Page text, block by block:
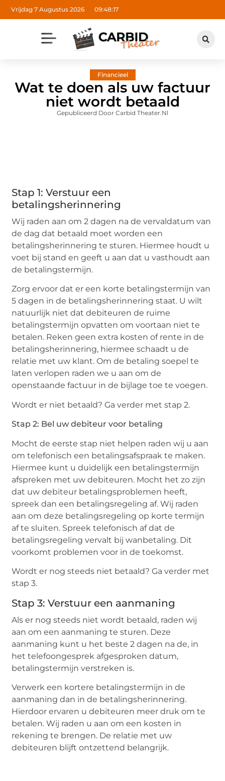
Vrijdag 7 Augustus 2026 09:48:18
Financieel
Wat te doen als uw factuur
niet wordt betaald
Gepubliceerd Door Carbid Theater.nl
Stap 1: Verstuur een
betalingsherinnering
Wij raden aan om 2 dagen na de vervaldatum van
de dag dat betaald moet worden een
betalingsherinnering te sturen. Hiermee houdt u
voet bij stand en geeft u aan dat u vasthoudt aan
de betalingstermijn.
Zorg ervoor dat er een korte betalingstermijn van
5 dagen in de betalingsherinnering staat. U wilt
natuurlijk niet dat debiteuren de ruime
betalingstermijn opvatten om voortaan niet te
betalen. Reken geen extra kosten of rente in de
betalingsherinnering, hiermee schaadt u de
relatie met uw klant. Om de betaling soepel te
laten verlopen raden we u aan om de
openstaande factuur in de bijlage toe te voegen.
Wordt er niet betaald? Ga verder met stap 2.
Stap 2: Bel uw debiteur voor betaling
Mocht de eerste stap niet helpen raden wij u aan
om telefonisch een betalingsafspraak te maken.
Hiermee kunt u duidelijk een betalingstermijn
afspreken met uw debiteuren. Mocht het zo zijn
dat uw debiteur betalingsproblemen heeft,
spreek dan een betalingsregeling af. Wij raden
aan om deze betalingsregeling op korte termijn
af te sluiten. Spreek telefonisch af dat de
betalingsregeling vervalt bij wanbetaling. Dit
voorkomt problemen voor in de toekomst.
Wordt er nog steeds niet betaald? Ga verder met
stap 3.
Stap 3: Verstuur een aanmaning
Als er nog steeds niet wordt betaald, raden wij
aan om een aanmaning te sturen. Deze
aanmaning kunt u het beste 2 dagen na de, in
het telefoongesprek afgesproken datum,
betalingstermijn verstreken is.
Verwerk een kortere betalingstermijn in de
aanmaning dan in de betalingsherinnering.
Hierdoor ervaren u debiteuren meer druk om te
betalen. Wij raden u aan om een kosten in
rekening te brengen. De relatie met uw
debiteuren blijft ontzettend belangrijk.